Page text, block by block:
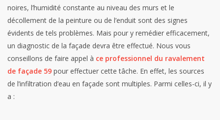
noires, l’humidité constante au niveau des murs et le
décollement de la peinture ou de l’enduit sont des signes
évidents de tels problèmes. Mais pour y remédier efficacement,
un diagnostic de la façade devra être effectué. Nous vous
conseillons de faire appel à ce professionnel du ravalement
de façade 59 pour effectuer cette tâche. En effet, les sources
de l’infiltration d’eau en façade sont multiples. Parmi celles-ci, il y
a :